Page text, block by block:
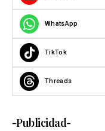
WhatsApp
TikTok
Threads
-Publicidad-